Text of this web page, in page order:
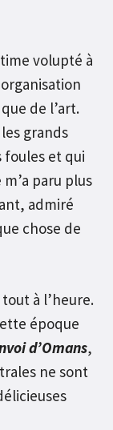
volupté à
de l’art.
grands
foules et qui
paru plus
admiré
chose de
à l’heure.
époque
d’Omans,
ne sont